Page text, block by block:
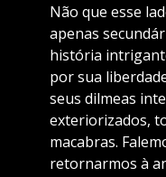
Não que esse
apenas
história
por sua
seus dilmeas
exteriorizados,
macabras.
retornarmos à